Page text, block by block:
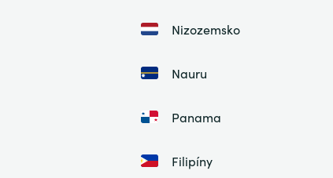
Nizozemsko
Nauru
Panama
Filipíny